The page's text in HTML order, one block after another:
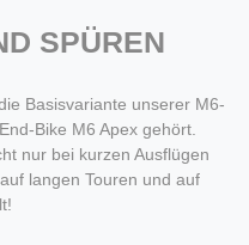
SPÜREN
Basisvariante unserer M6-
Bike M6 Apex gehört.
nur bei kurzen Ausflügen
langen Touren und auf